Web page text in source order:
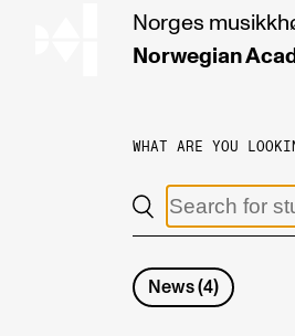
Norges
Norwegian
PROGRAMMES
Graduate
Continuing Studies
WHAT ARE YOU
News(4)